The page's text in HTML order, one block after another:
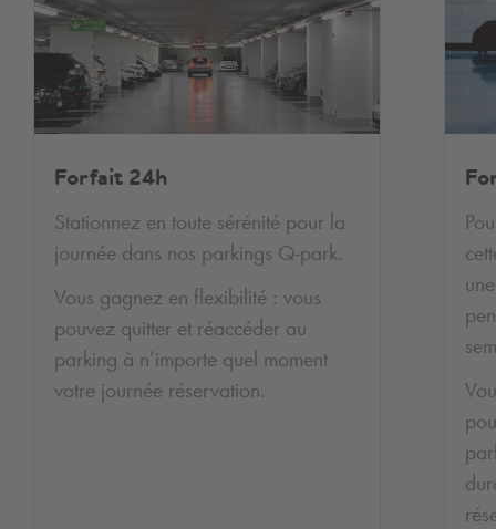
Forfait 24h
Stationnez en toute sérénité pour la
journée dans nos parkings Q-park.
Vous gagnez en flexibilité : vous
pouvez quitter et réaccéder au
parking à n’importe quel moment
votre journée réservation.